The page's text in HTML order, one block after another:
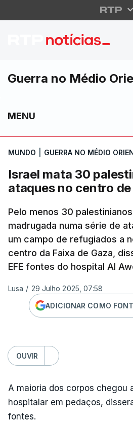
Israel mata
Guerra no Médio
MENU
MUNDO GUERRA NO MÉDIO
Israel mata 30
ataques no centro de
Pelo menos 30
madrugada numa série de
um campo de refugiados a
centro da Faixa de Gaza,
EFE fontes do hospital Al
Lusa / 29 Julho 2025, 07:58
ADICIONAR COMO
OUVIR
A maioria dos corpos chegou
hospitalar em pedaços,
fontes.